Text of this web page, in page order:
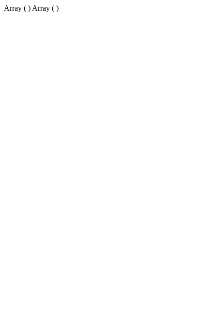
Array ( ) Array ( )